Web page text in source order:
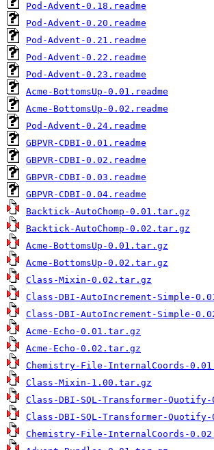
Pod-Advent-0.18.readme
Pod-Advent-0.20.readme
Pod-Advent-0.21.readme
Pod-Advent-0.22.readme
Pod-Advent-0.23.readme
Acme-BottomsUp-0.01.readme
Acme-BottomsUp-0.02.readme
Pod-Advent-0.24.readme
GBPVR-CDBI-0.01.readme
GBPVR-CDBI-0.02.readme
GBPVR-CDBI-0.03.readme
GBPVR-CDBI-0.04.readme
Backtick-AutoChomp-0.01.tar.gz
Backtick-AutoChomp-0.02.tar.gz
Acme-BottomsUp-0.01.tar.gz
Acme-BottomsUp-0.02.tar.gz
Class-Mixin-0.02.tar.gz
Class-DBI-AutoIncrement-Simple-
Class-DBI-AutoIncrement-Simple-
Acme-Echo-0.01.tar.gz
Acme-Echo-0.02.tar.gz
Chemistry-File-InternalCoords-
Class-Mixin-1.00.tar.gz
Class-DBI-SQL-Transformer-
Class-DBI-SQL-Transformer-
Chemistry-File-InternalCoords-